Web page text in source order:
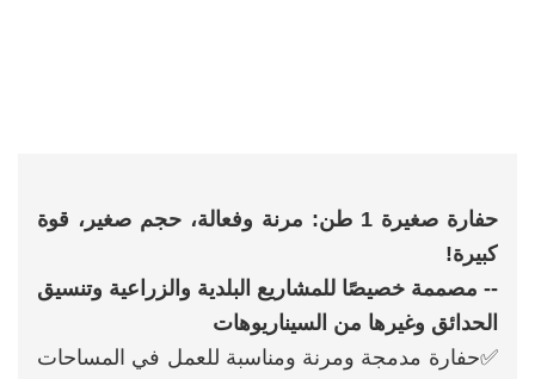
حفارة صغيرة 1 طن: مرنة وفعالة، حجم صغير، قوة
كبيرة!
-- مصممة خصيصًا للمشاريع البلدية والزراعية وتنسيق
الحدائق وغيرها من السيناريوهات
✅حفارة مدمجة ومرنة ومناسبة للعمل في المساحات